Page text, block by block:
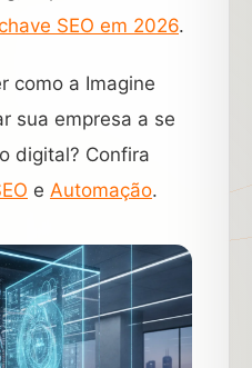
SEO em 2026.
como a Imagine
sua empresa a se
digital? Confira
e Automação.